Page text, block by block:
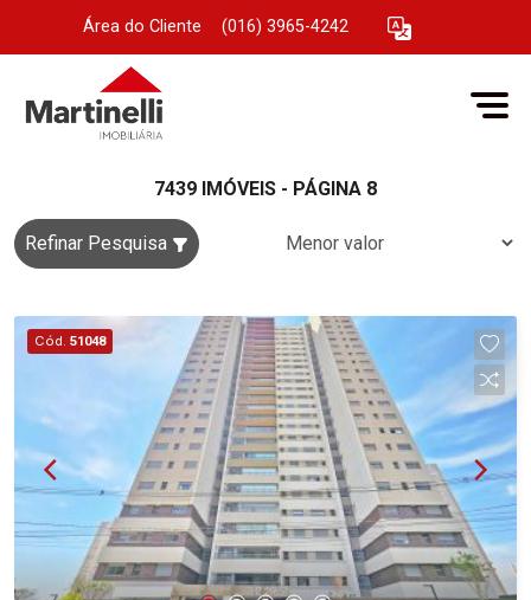
Área do Cliente (016) 3965-4242
7439 IMÓVEIS - PÁGINA 8
Refinar Pesquisa
Cód. 51048